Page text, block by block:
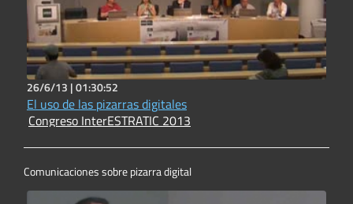
26/6/13 |01:30:52
El uso de las pizarras digitales
Congreso InterESTRATIC 2013
Comunicaciones sobre pizarra digital